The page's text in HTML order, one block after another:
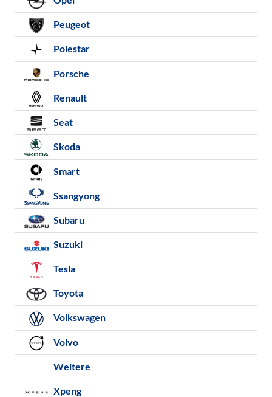
Peugeot
Polestar
Porsche
Renault
Seat
Skoda
Smart
Ssangyong
Subaru
Suzuki
Tesla
Toyota
Volkswagen
Volvo
Weitere
Xpeng